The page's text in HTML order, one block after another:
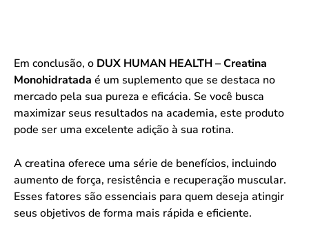
Em conclusão, o DUX HUMAN HEALTH – Creatina
Monohidratada é um suplemento que se destaca no
mercado pela sua pureza e eficácia. Se você busca
maximizar seus resultados na academia, este produto
pode ser uma excelente adição à sua rotina.
A creatina oferece uma série de benefícios, incluindo
aumento de força, resistência e recuperação muscular.
Esses fatores são essenciais para quem deseja atingir
seus objetivos de forma mais rápida e eficiente.